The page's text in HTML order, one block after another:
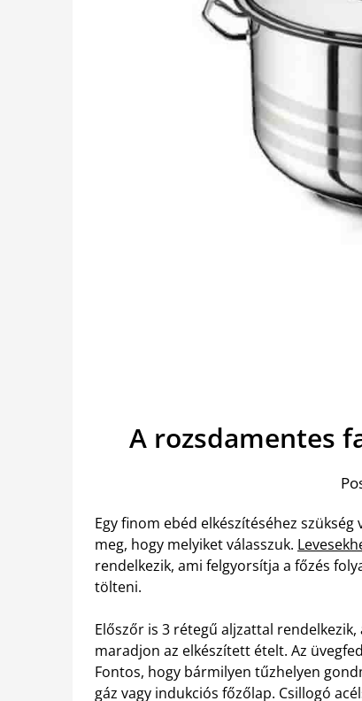
A rozsdamentes
Egy finom ebéd elkészítéséhez
meg, hogy melyiket válasszuk.
rendelkezik, ami felgyorsítja a főzés
tölteni.
Előszőr is 3 rétegű aljzattal
maradjon az elkészített ételt. Az
Fontos, hogy bármilyen tűzhelyen
gáz vagy indukciós főzőlap. Csillogó